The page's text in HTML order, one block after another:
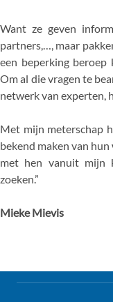
Want ze geven
partners,…, maar
een beperking beroep
Om al die vragen te
netwerk van experten,
Met mijn meterschap
bekend maken van
met hen vanuit mijn
zoeken.”
Mieke Mievis